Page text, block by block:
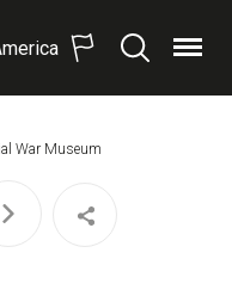
Recherche
Menu
War Museum